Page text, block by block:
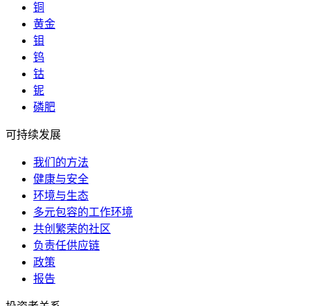
铜
黄金
钼
钨
钴
铌
磷肥
可持续发展
我们的方法
健康与安全
环境与生态
多元包容的工作环境
共创繁荣的社区
负责任供应链
政策
报告